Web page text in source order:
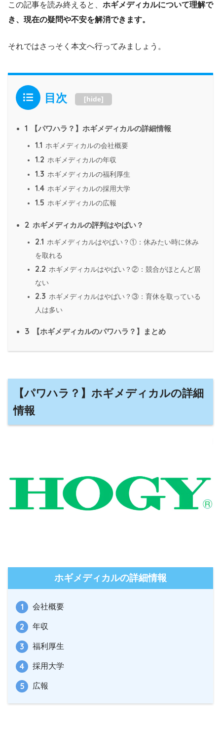
この記事を読み終えると、 ホギメディカルについて理解で
き、現在の疑問や不安を解消できます。
それではさっそく本文へ行ってみましょう。
目次 [hide]
1 【パワハラ？】ホギメディカルの詳細情報
1.1 ホギメディカルの会社概要
1.2 ホギメディカルの年収
1.3 ホギメディカルの福利厚生
1.4 ホギメディカルの採用大学
1.5 ホギメディカルの広報
2 ホギメディカルの評判はやばい？
2.1 ホギメディカルはやばい？①：休みたい時に休み
を取れる
2.2 ホギメディカルはやばい？②：競合がほとんど居
ない
2.3 ホギメディカルはやばい？③：育休を取っている
人は多い
3 【ホギメディカルのパワハラ？】まとめ
【パワハラ？】ホギメディカルの詳細
情報
ホギメディカルの詳細情報
会社概要
年収
福利厚生
採用大学
広報